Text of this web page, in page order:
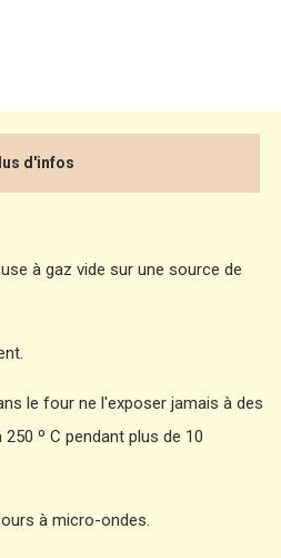
d'infos
à gaz vide sur une source de
le four ne l'exposer jamais à des
º C pendant plus de 10
à micro-ondes.